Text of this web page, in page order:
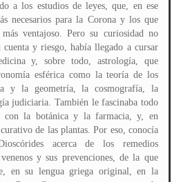
a los estudios de leyes, que, en ese
necesarios para la Corona y los que
ventajoso. Pero su curiosidad no
y riesgo, había llegado a cursar
y, sobre todo, astrología, que
esférica como la teoría de los
y la geometría, la cosmografía, la
judiciaria. También le fascinaba todo
con la botánica y la farmacia, y, en
de las plantas. Por eso, conocía
acerca de los remedios
y sus prevenciones, de la que
en su lengua griega original, en la